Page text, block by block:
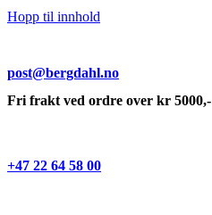
Hopp til innhold
post@bergdahl.no
Fri frakt ved ordre over kr 5000,-
+47 22 64 58 00